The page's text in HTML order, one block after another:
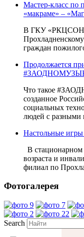
Мастер-класс по
«макраме» –
В ГКУ
граждан
Продолжается
Что такое
созданное
социальных
людей с
Настольные игры
В
возраста и
филиал по
Фотогалерея
Search